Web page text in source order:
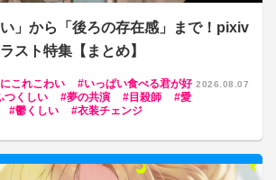
い」から「後ろの存在感」まで！pixiv
スト特集【まとめ】
これこわい
いっぱい食べる君が好
つくしい 夢の共演 目殺師
愛
鬱くしい 衣装チェンジ
2026.08.07